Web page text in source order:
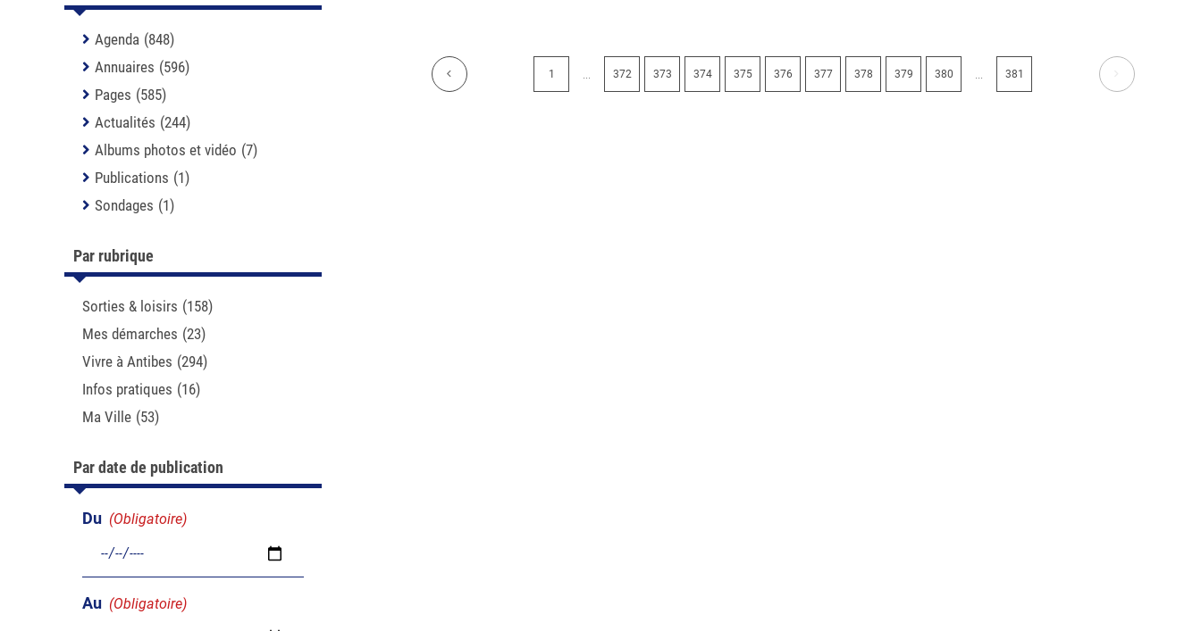
1 372 373 374 375 376 377 378 379 380 381
Agenda (848)
Annuaires (596)
Pages (585)
Actualités (244)
Albums photos et vidéo (7)
Publications (1)
Sondages (1)
Par rubrique
Sorties & loisirs (158)
Mes démarches (23)
Vivre à Antibes (294)
Infos pratiques (16)
Ma Ville (53)
Par date de publication
Du (Obligatoire)
Au (Obligatoire)